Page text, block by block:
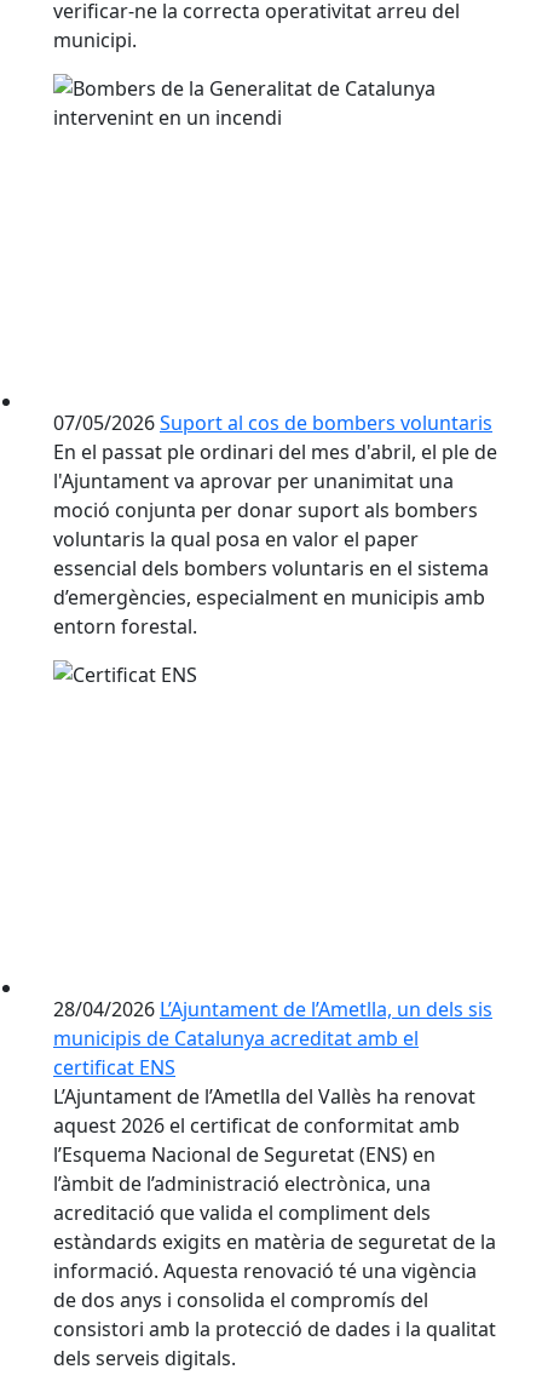
verificar-ne la correcta operativitat arreu del
municipi.
07/05/2026Suport al cos de bombers voluntaris
En el passat ple ordinari del mes d'abril, el ple de
l'Ajuntament va aprovar per unanimitat una
moció conjunta per donar suport als bombers
voluntaris la qual posa en valor el paper
essencial dels bombers voluntaris en el sistema
d’emergències, especialment en municipis amb
entorn forestal.
28/04/2026 L’Ajuntament de l’Ametlla, un dels sis
municipis de Catalunya acreditat amb el
certificat ENS
L’Ajuntament de l’Ametlla del Vallès ha renovat
aquest 2026 el certificat de conformitat amb
l’Esquema Nacional de Seguretat (ENS) en
l’àmbit de l’administració electrònica, una
acreditació que valida el compliment dels
estàndards exigits en matèria de seguretat de la
informació. Aquesta renovació té una vigència
de dos anys i consolida el compromís del
consistori amb la protecció de dades i la qualitat
dels serveis digitals.